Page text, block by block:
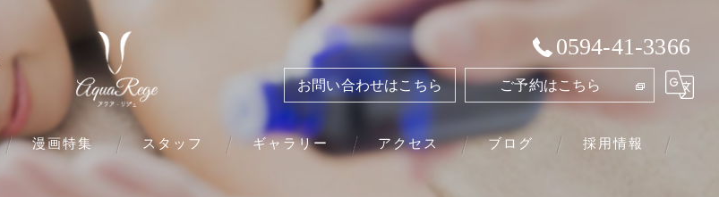
0594-41-3366
お問い合わせはこちら ご予約はこちら
漫画特集 スタッフ ギャラリー アクセス ブログ 採用情報